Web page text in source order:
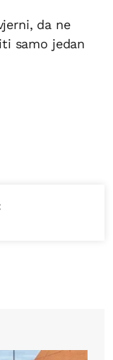
da ne
samo jedan